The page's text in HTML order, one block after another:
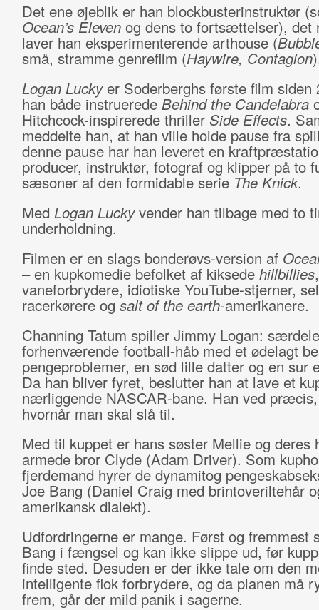
Det ene øjeblik er han blockbusterinstruktør
Ocean’s Eleven og dens to fortsættelser), det
laver han eksperimenterende arthouse (
små, stramme genrefilm (Haywire, Contagion
Logan Luckyer Soderberghs første film siden
han både instruerede Behind the Candelabra
Hitchcock-inspirerede thriller Side Effects.
meddelte han, at han ville holde pause fra
denne pause har han leveret en
producer, instruktør, fotograf og klipper på to
sæsoner af den formidable serie The Knick.
Med Logan Luckyvender han tilbage med to
underholdning.
Filmen er en slags bonderøvs-version af
– en kupkomedie befolket af kiksede hillbillies,
vaneforbrydere, idiotiske YouTube-stjerner,
racerkørere og salt of the earth-amerikanere.
Channing Tatum spiller Jimmy Logan:
forhenværende football-håb med et ødelagt
pengeproblemer, en sød lille datter og en sur
Da han bliver fyret, beslutter han at lave et
nærliggende NASCAR-bane. Han ved
hvornår man skal slå til.
Med til kuppet er hans søster Mellie og deres
armede bror Clyde (Adam Driver). Som
fjerdemand hyrer de dynamitog
Joe Bang (Daniel Craig med brintoveriltehår
amerikansk dialekt).
Udfordringerne er mange. Først og fremmest
Bang i fængsel og kan ikke slippe ud, før
finde sted. Desuden er der ikke tale om den
intelligente flok forbrydere, og da planen må
frem, går der mild panik i sagerne.